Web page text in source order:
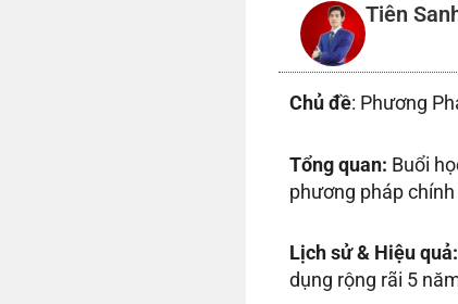
Tiên
Chủ đề: Phương
Tổng quan: Buổi
phương pháp
Lịch sử & Hiệu quả:
dụng rộng rãi 5